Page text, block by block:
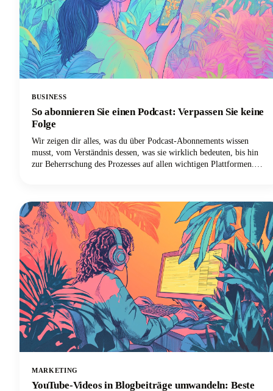
BUSINESS
So abonnieren Sie einen Podcast: Verpassen Sie keine
Folge
Wir zeigen dir alles, was du über Podcast-Abonnements wissen
musst, vom Verständnis dessen, was sie wirklich bedeuten, bis hin
zur Beherrschung des Prozesses auf allen wichtigen Plattformen.
MARKETING
YouTube-Videos in Blogbeiträge umwandeln: Beste